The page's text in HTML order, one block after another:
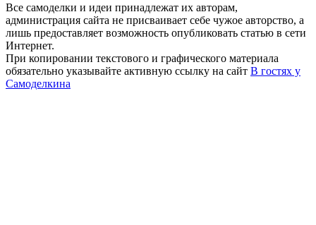
Все самоделки и идеи принадлежат их авторам,
администрация сайта не присваивает себе чужое авторство, а
лишь предоставляет возможность опубликовать статью в сети
Интернет.
При копировании текстового и графического материала
обязательно указывайте активную ссылку на сайт В гостях у
Самоделкина